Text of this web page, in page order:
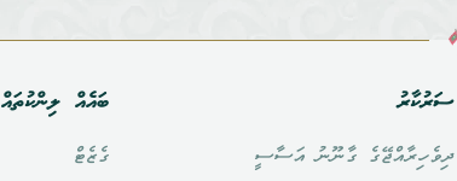
ސަރުކާރު
ދިވެހިރާއްޖޭގެ ގާނޫނު އަސާސީ
ބައެއް ލިންކުތައް
ގެޒެޓް